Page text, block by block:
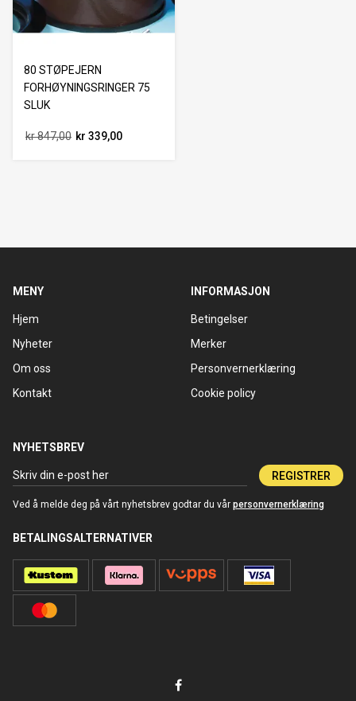
80 STØPEJERN
FORHØYNINGSRINGER 75
SLUK
kr 847,00 kr 339,00
MENY
Hjem
Nyheter
Om oss
Kontakt
INFORMASJON
Betingelser
Merker
Personvernerklæring
Cookie policy
NYHETSBREV
REGISTRER
Ved å melde deg på vårt nyhetsbrev godtar du vår personvernerklæring
BETALINGSALTERNATIVER